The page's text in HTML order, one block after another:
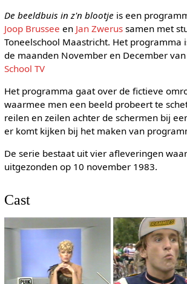
De beeldbuis in z'n blootje is een
Joop Brussee en Jan Zwerussamen met
Toneelschool Maastricht. Het programma
de maanden November en December
School TV
Het programma gaat over de fictieve
waarmee men een beeld probeert te
reilen en zeilen achter de schermen bij
er komt kijken bij het maken van
De serie bestaat uit vier afleveringen
uitgezonden op 10 november 1983.
Cast